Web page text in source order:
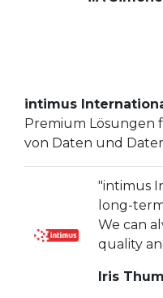
intimus
Premium Lösungen
von Daten und
"intimus
long-
We can
quality
Iris